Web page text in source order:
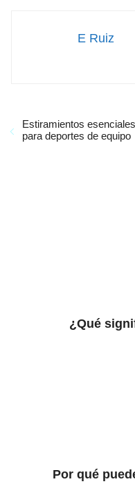
E Ruiz
Estiramientos esenciales
para deportes de equipo
¿Qué
Por qué